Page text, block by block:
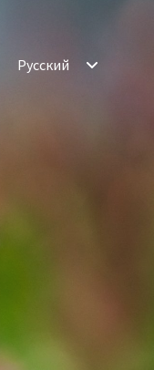
Русский